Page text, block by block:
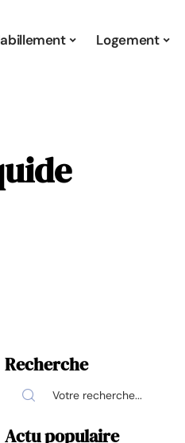
Logement
Recherche
Actu populaire